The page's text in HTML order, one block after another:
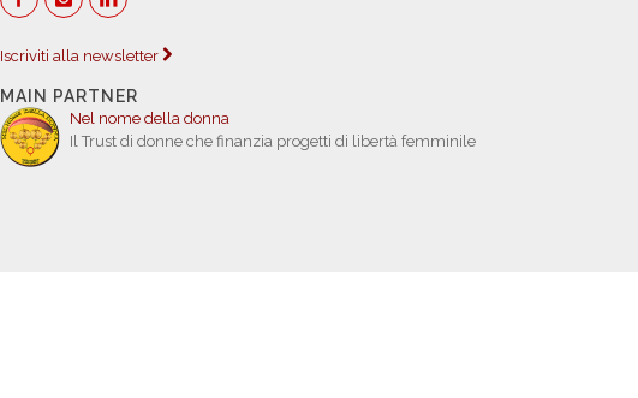
Iscriviti alla newsletter
MAIN PARTNER
Nel nome della donna
Il Trust di donne che finanzia progetti di libertà femminile